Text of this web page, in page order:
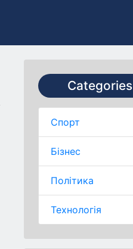
Categories
Спорт
Бізнес
Політика
Технологія